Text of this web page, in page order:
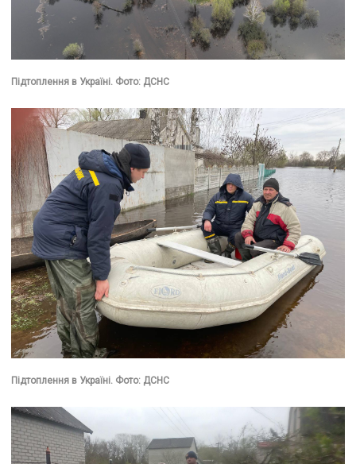
Підтоплення в Україні. Фото: ДСНС
Підтоплення в Україні. Фото: ДСНС